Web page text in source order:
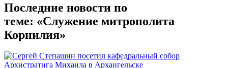
Последние новости по
теме: «Служение митрополита
Корнилия»